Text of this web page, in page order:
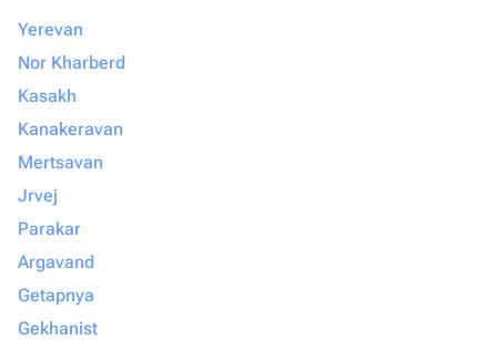
Yerevan
Nor Kharberd
Kasakh
Kanakeravan
Mertsavan
Jrvej
Parakar
Argavand
Getapnya
Gekhanist